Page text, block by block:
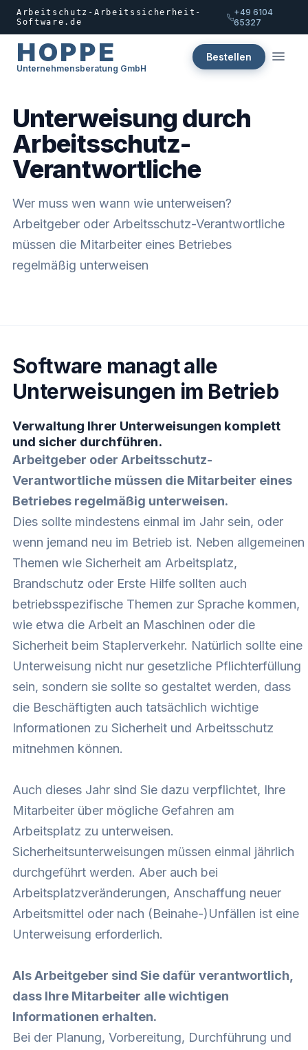
Arbeitschutz-Arbeitssicherheit-
Software.de
+49 6104
65327
HOPPE
Unternehmensberatung GmbH
Bestellen
Unterweisung durch
Arbeitsschutz-
Verantwortliche
Wer muss wen wann wie unterweisen?
Arbeitgeber oder Arbeitsschutz-Verantwortliche
müssen die Mitarbeiter eines Betriebes
regelmäßig unterweisen
Software managt alle
Unterweisungen im Betrieb
Verwaltung Ihrer Unterweisungen komplett
und sicher durchführen.
Arbeitgeber oder Arbeitsschutz-
Verantwortliche müssen die Mitarbeiter eines
Betriebes regelmäßig unterweisen.
Dies sollte mindestens einmal im Jahr sein, oder
wenn jemand neu im Betrieb ist. Neben allgemeinen
Themen wie Sicherheit am Arbeitsplatz,
Brandschutz oder Erste Hilfe sollten auch
betriebsspezifische Themen zur Sprache kommen,
wie etwa die Arbeit an Maschinen oder die
Sicherheit beim Staplerverkehr. Natürlich sollte eine
Unterweisung nicht nur gesetzliche Pflichterfüllung
sein, sondern sie sollte so gestaltet werden, dass
die Beschäftigten auch tatsächlich wichtige
Informationen zu Sicherheit und Arbeitsschutz
mitnehmen können.
Auch dieses Jahr sind Sie dazu verpflichtet, Ihre
Mitarbeiter über mögliche Gefahren am
Arbeitsplatz zu unterweisen.
Sicherheitsunterweisungen müssen einmal jährlich
durchgeführt werden. Aber auch bei
Arbeitsplatzveränderungen, Anschaffung neuer
Arbeitsmittel oder nach (Beinahe-)Unfällen ist eine
Unterweisung erforderlich.
Als Arbeitgeber sind Sie dafür verantwortlich,
dass Ihre Mitarbeiter alle wichtigen
Informationen erhalten.
Bei der Planung, Vorbereitung, Durchführung und